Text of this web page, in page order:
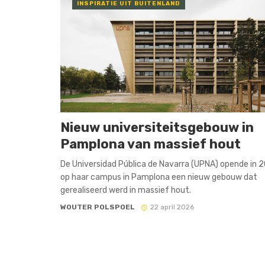
INSPIRATIE UIT BUITENLAND
Nieuw universiteitsgebouw in
Pamplona van massief hout
De Universidad Pública de Navarra (UPNA) opende in
op haar campus in Pamplona een nieuw gebouw dat
gerealiseerd werd in massief hout.
WOUTER POLSPOEL 22 april 2026